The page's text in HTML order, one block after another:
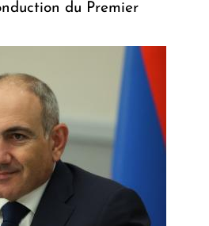
du Premier